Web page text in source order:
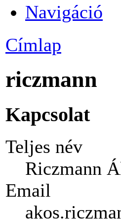
Navigáció
Címlap
riczmann
Kapcsolat
Teljes név
Riczmann
Email